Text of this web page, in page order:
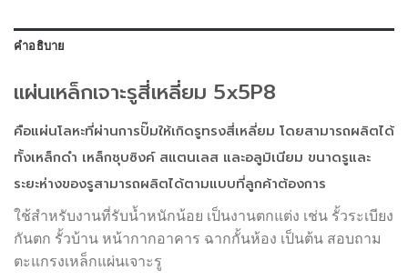
คำอธิบาย
แผ่นเหล็กเจาะรูสี่เหลี่ยม 5x5P8
คือแผ่นโลหะที่ผ่านการปั๊มให้เกิดรูทรงสี่เหลี่ยม โดยสามารถผลิตได้
ทั้งเหล็กดำ เหล็กชุบซิงค์ สแตนเลส และอลูมิเนียม ขนาดรูและ
ระยะห่างของรูสามารถผลิตได้ตามแบบที่ลูกค้าต้องการ
ใช้สำหรับงานที่รับน้ำหนักน้อย เป็นงานตกแต่ง เช่น รั้วระเบียง
กันตก รั้วบ้าน หน้ากากอาคาร ฉากกั้นห้อง เป็นต้น สอบถาม
ตะแกรงเหล็กแผ่นเจาะรู